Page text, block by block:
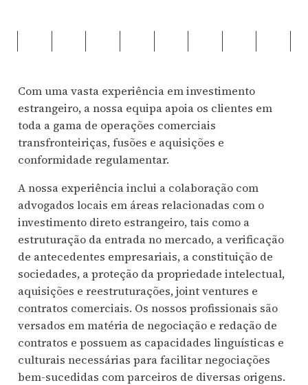
Com uma vasta experiência em investimento
estrangeiro, a nossa equipa apoia os clientes em
toda a gama de operações comerciais
transfronteiriças, fusões e aquisições e
conformidade regulamentar.
A nossa experiência inclui a colaboração com
advogados locais em áreas relacionadas com o
investimento direto estrangeiro, tais como a
estruturação da entrada no mercado, a verificação
de antecedentes empresariais, a constituição de
sociedades, a proteção da propriedade intelectual,
aquisições e reestruturações, joint ventures e
contratos comerciais. Os nossos profissionais são
versados em matéria de negociação e redação de
contratos e possuem as capacidades linguísticas e
culturais necessárias para facilitar negociações
bem-sucedidas com parceiros de diversas origens.